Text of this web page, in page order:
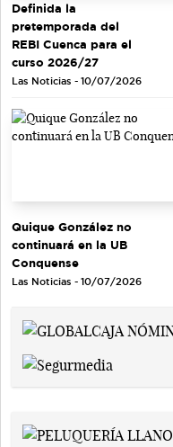
Definida la
pretemporada del
REBI Cuenca para el
curso 2026/27
Las Noticias - 10/07/2026
Quique González no
continuará en la UB
Conquense
Las Noticias - 10/07/2026